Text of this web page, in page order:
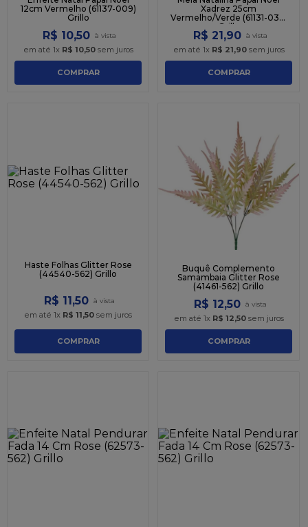
12cm Vermelho (61137-009)
Grillo
R$ 10,50
em até 1x R$ 10,50sem juros
COMPRAR
Xadrez 25cm
Vermelho/Verde (61131-035)
Grillo
R$ 21,90
em até 1x R$ 21,90sem juros
COMPRAR
Haste Folhas Glitter Rose
(44540-562) Grillo
R$ 11,50
em até 1x R$ 11,50 sem juros
COMPRAR
Buquê Complemento
Samambaia Glitter Rose
(41461-562) Grillo
R$ 12,50
em até 1x R$ 12,50sem juros
COMPRAR